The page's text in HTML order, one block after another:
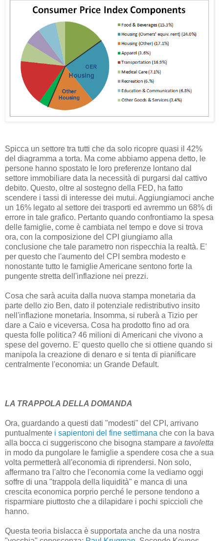
Spicca un settore tra tutti che da solo ricopre quasi il 42%
del diagramma a torta. Ma come abbiamo appena detto, le
persone hanno spostato le loro preferenze lontano dal
settore immobiliare data la necessità di purgarsi dal cattivo
debito. Questo, oltre al sostegno della FED, ha fatto
scendere i tassi di interesse dei mutui. Aggiungiamoci anche
un 16% legato al settore dei trasporti ed avremmo un 68% di
errore in tale grafico. Pertanto quando confrontiamo la spesa
delle famiglie, come è cambiata nel tempo e dove si trova
ora, con la composizione del CPI giungiamo alla
conclusione che tale parametro non rispecchia la realtà. E'
per questo che l'aumento del CPI sembra modesto e
nonostante tutto le famiglie Americane sentono forte la
pungente stretta dell'inflazione nei prezzi.
Cosa che sarà acuita dalla nuova stampa monetaria da
parte dello zio Ben, dato il potenziale redistributivo insito
nell'inflazione monetaria. Insomma, si ruberà a Tizio per
dare a Caio e viceversa. Cosa ha prodotto fino ad ora
questa folle politica? 46 milioni di Americani che vivono a
spese del governo. E' questo quello che si ottiene quando si
manipola la creazione di denaro e si tenta di pianificare
centralmente l'economia: un Grande Default.
LA TRAPPOLA DELLA DOMANDA
Ora, guardando a questi dati "modesti" del CPI, arrivano
puntualmente i sapientoni del fine settimana che con la bava
alla bocca ci suggeriscono che bisogna stampare a tavoletta
in modo da pungolare le famiglie a spendere cosa che a sua
volta permetterà all'economia di riprendersi. Non solo,
affermano tra l'altro che l'economia come la vediamo oggi
soffre di una "trappola della liquidità" e manca di una
crescita economica porprio perché le persone tendono a
risparmiare piuttosto che a dilapidare i pochi spiccioli che
hanno.
Questa teoria bislacca è supportata anche da una nostra